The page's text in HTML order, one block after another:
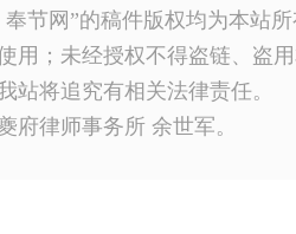
奉节网”的稿件版权均为本站
用；未经授权不得盗链、盗
站将追究有相关法律责任。
府律师事务所 余世军。